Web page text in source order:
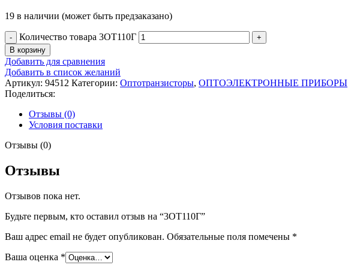
19 в наличии (может быть предзаказано)
Количество товара 3ОТ110Г
В корзину
Добавить для сравнения
Добавить в список желаний
Артикул: 94512 Категории: Оптотранзисторы, ОПТОЭЛЕКТРОННЫЕ ПРИБОРЫ
Поделиться:
Отзывы (0)
Условия поставки
Отзывы (0)
Отзывы
Отзывов пока нет.
Будьте первым, кто оставил отзыв на “3ОТ110Г”
Ваш адрес email не будет опубликован. Обязательные поля помечены *
Ваша оценка *